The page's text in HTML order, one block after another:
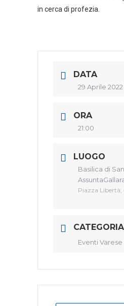
in cerca di profezia.
DATA
29 Aprile 2022
ORA
21:00
LUOGO
Basilica di
Piazza Libertà,
CATEGORIA
Eventi Varese